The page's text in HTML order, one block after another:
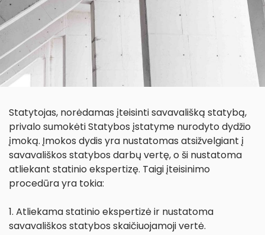
Statytojas, norėdamas įteisinti savavališką statybą,
privalo sumokėti Statybos įstatyme nurodyto dydžio
įmoką. Įmokos dydis yra nustatomas atsižvelgiant į
savavališkos statybos darbų vertę, o ši nustatoma
atliekant statinio ekspertizę. Taigi įteisinimo
procedūra yra tokia:
1. Atliekama statinio ekspertizė ir nustatoma
savavališkos statybos skaičiuojamoji vertė.